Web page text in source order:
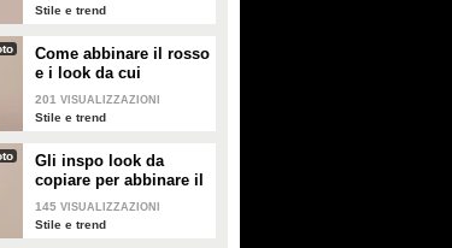
Stile e trend
Come abbinare il rosso
e i look da cui
prendere ispirazione
201 VISUALIZZAZIONI
Stile e trend
Gli inspo look da
copiare per abbinare il
giallo
145 VISUALIZZAZIONI
Stile e trend